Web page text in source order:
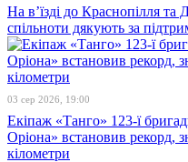
На в’їзді до Краснопілля
спільноти дякують за
03 сер 2026, 19:00
Екіпаж «Танго» 123-ї
Оріона» встановив рекорд,
кілометри